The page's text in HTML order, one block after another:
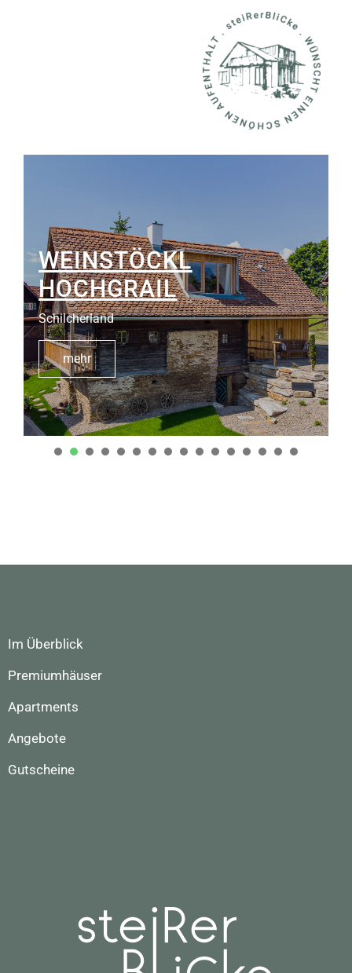
WEINSTÖCKL
HOCHGRAIL
Schilcherland
mehr
1 2 3 4 5 6 7 8
Im Überblick
Premiumhäuser
Apartments
Angebote
Gutscheine